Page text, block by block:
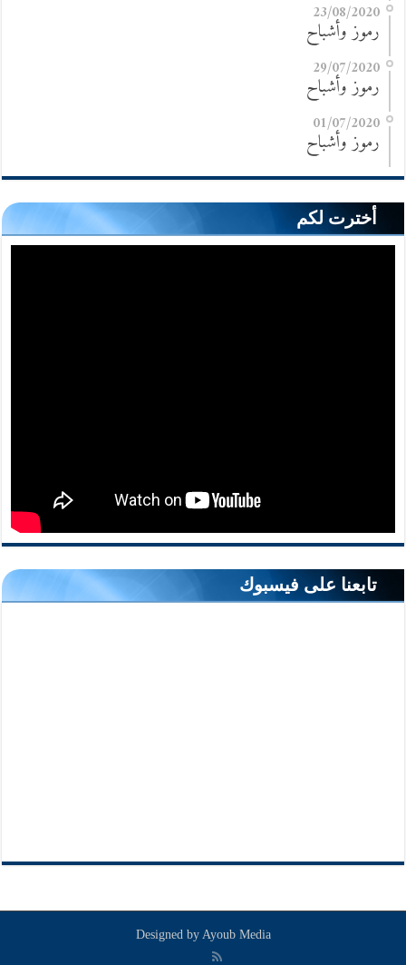
23/08/2020
رموز وأشباح
29/07/2020
رموز وأشباح
01/07/2020
رموز وأشباح
أخترت لكم
تابعنا على فيسبوك
Designed by Ayoub Media